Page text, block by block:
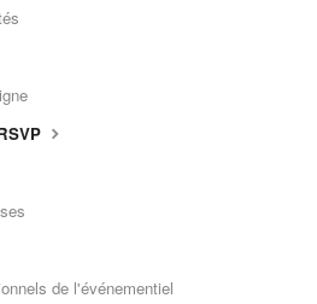
de l'événementiel